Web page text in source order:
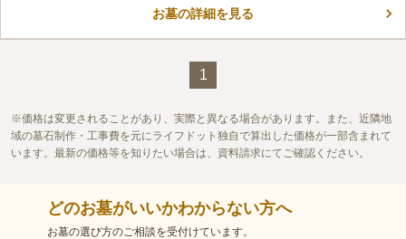
351号線沿いに位置するため、お車でのアクセスが良好です。 ま
この霊園はまだ誰からも評価されていません。
お墓の詳細を見る
1
価格は変更されることがあり、実際と異なる場合があります。また、近隣地
域の墓石制作・工事費を元にライフドット独自で算出した価格が一部含まれて
います。最新の価格等を知りたい場合は、資料請求にてご確認ください。
どのお墓がいいかわからない方へ
お墓の選び方のご相談を受付けています。